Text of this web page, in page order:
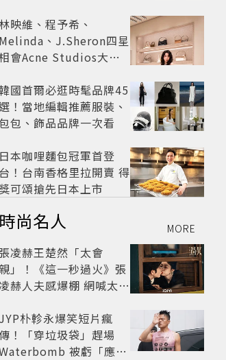
映維、程予希、
Melinda、J.Sheron四星
會Acne Studios大曬
國首爾必逛時髦品牌45
選！當地編輯推薦服裝、
包、飾品品牌一次看
日本咖哩麵包冠軍首登
台！台南香格里拉開賣 得
可頌搶先日本上市
時尚名人 MORE
張凌赫王楚然「太會
」！《這一秒過火》張
凌赫人夫感爆棚 網喊太有
JYP朴軫永爆笑短片瘋
！「穿垃圾袋」趕場
被虧「應該